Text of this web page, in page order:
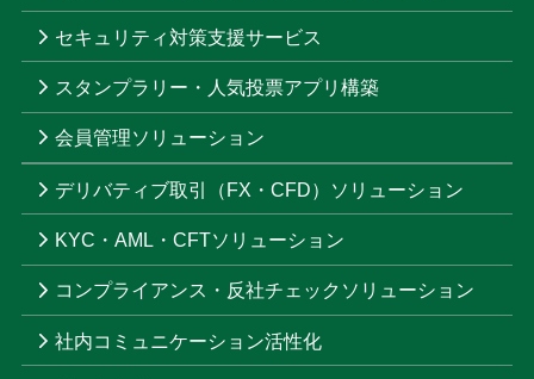
セキュリティ対策支援サービス
スタンプラリー・人気投票アプリ構築
会員管理ソリューション
デリバティブ取引（FX・CFD）ソリューション
KYC・AML・CFTソリューション
コンプライアンス・反社チェックソリューション
社内コミュニケーション活性化